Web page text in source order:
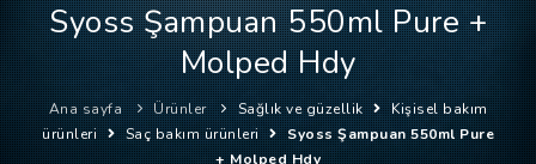
FIRMALAR
ÜRÜNLER
NASIL ÇALIŞIR?
Syoss Şampuan 550ml Pure +
Molped Hdy
Ana sayfa Ürünler Sağlık ve güzellik
Kişisel bakım
ürünleri
Saç bakım ürünleri
Syoss Şampuan 550ml Pure
+ Molped Hdy